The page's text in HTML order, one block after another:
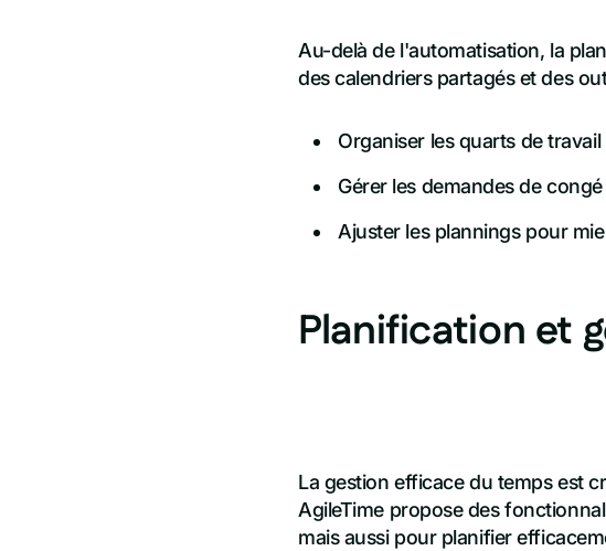
Au-delà de l'automatisation, la
des calendriers partagés et des
Organiser les quarts de travail
Gérer les demandes de congé
Ajuster les plannings pour
Planification et
La gestion efficace du temps est
AgileTime propose des
mais aussi pour planifier